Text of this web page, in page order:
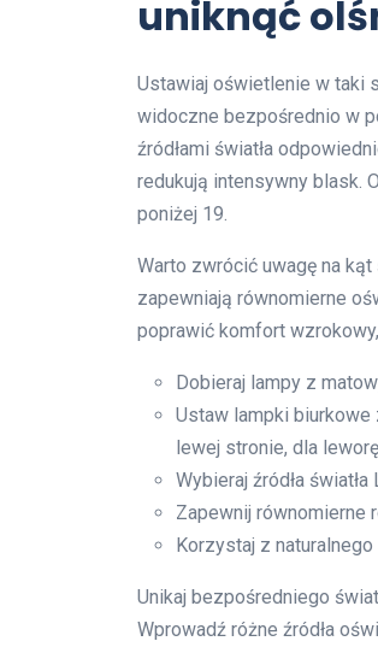
uniknąć
Ustawiaj oświetlenie w taki
widoczne bezpośrednio w
źródłami światła
redukują intensywny blask.
poniżej 19.
Warto zwrócić uwagę na
zapewniają równomierne
poprawić komfort
Dobieraj lampy z
Ustaw lampki biurkowe
lewej stronie, dla
Wybieraj źródła
Zapewnij równomierne
Korzystaj z
Unikaj bezpośredniego
Wprowadź różne źródła